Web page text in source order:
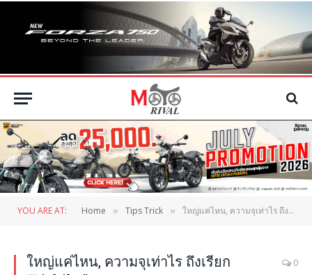
YOU ARE AT: Home » Tips Trick » ใหญ่แค่ไหน, ความจุเท่าไร ถึงเรียก “Bigbike”
ใหญ่แค่ไหน, ความจุเท่าไร ถึงเรียก
0